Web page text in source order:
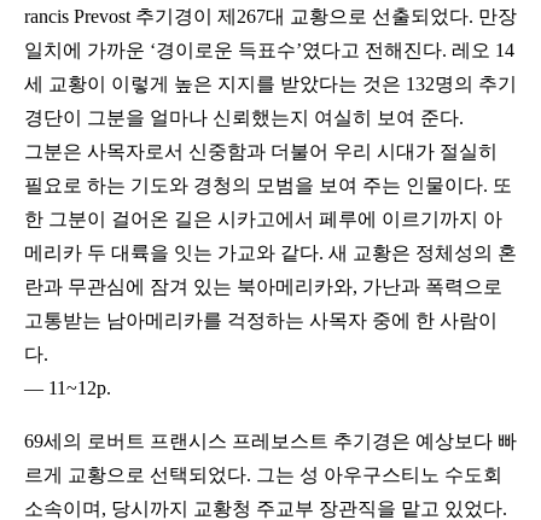
rancis Prevost 추기경이 제267대 교황으로 선출되었다. 만장
일치에 가까운 ‘경이로운 득표수’였다고 전해진다. 레오 14
세 교황이 이렇게 높은 지지를 받았다는 것은 132명의 추기
경단이 그분을 얼마나 신뢰했는지 여실히 보여 준다.
그분은 사목자로서 신중함과 더불어 우리 시대가 절실히
필요로 하는 기도와 경청의 모범을 보여 주는 인물이다. 또
한 그분이 걸어온 길은 시카고에서 페루에 이르기까지 아
메리카 두 대륙을 잇는 가교와 같다. 새 교황은 정체성의 혼
란과 무관심에 잠겨 있는 북아메리카와, 가난과 폭력으로
고통받는 남아메리카를 걱정하는 사목자 중에 한 사람이
다.
― 11~12p.
69세의 로버트 프랜시스 프레보스트 추기경은 예상보다 빠
르게 교황으로 선택되었다. 그는 성 아우구스티노 수도회
소속이며, 당시까지 교황청 주교부 장관직을 맡고 있었다.